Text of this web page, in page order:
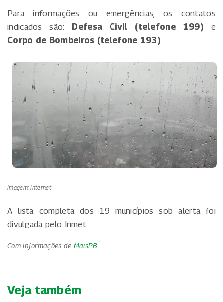
Para informações ou emergências, os contatos
indicados são: Defesa Civil (telefone 199) e
Corpo de Bombeiros (telefone 193)
Imagem: Internet
A lista completa dos 19 municípios sob alerta foi
divulgada pelo Inmet.
Com informações de MaisPB
Veja também